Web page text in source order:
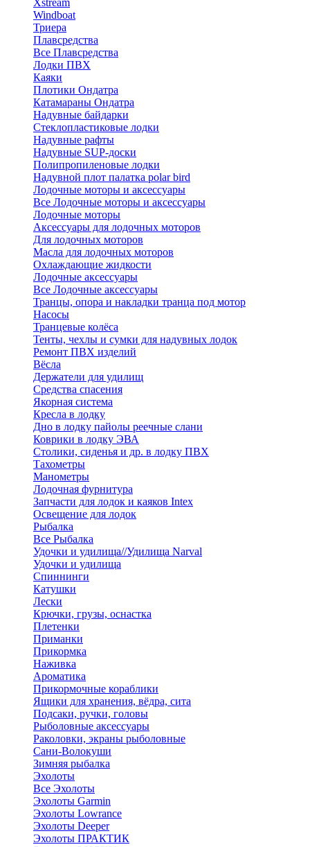
Xstream
Windboat
Триера
Плавсредства
Все Плавсредства
Лодки ПВХ
Каяки
Плотики Ондатра
Катамараны Ондатра
Надувные байдарки
Стеклопластиковые лодки
Надувные рафты
Надувные SUP-доски
Полипропиленовые лодки
Надувной плот палатка polar bird
Лодочные моторы и аксессуары
Все Лодочные моторы и аксессуары
Лодочные моторы
Аксессуары для лодочных моторов
Для лодочных моторов
Масла для лодочных моторов
Охлаждающие жидкости
Лодочные аксессуары
Все Лодочные аксессуары
Транцы, опора и накладки транца под мотор
Насосы
Транцевые колёса
Тенты, чехлы и сумки для надувных лодок
Ремонт ПВХ изделий
Вёсла
Держатели для удилищ
Средства спасения
Якорная система
Кресла в лодку
Дно в лодку пайолы реечные слани
Коврики в лодку ЭВА
Столики, сиденья и др. в лодку ПВХ
Тахометры
Манометры
Лодочная фурнитура
Запчасти для лодок и каяков Intex
Освещение для лодок
Рыбалка
Все Рыбалка
Удочки и удилища//Удилища Narval
Удочки и удилища
Спиннинги
Катушки
Лески
Крючки, грузы, оснастка
Плетенки
Приманки
Прикормка
Наживка
Ароматика
Прикормочные кораблики
Ящики для хранения, вёдра, сита
Подсаки, ручки, головы
Рыболовные аксессуары
Раколовки, экраны рыболовные
Сани-Волокуши
Зимняя рыбалка
Эхолоты
Все Эхолоты
Эхолоты Garmin
Эхолоты Lowrance
Эхолоты Deeper
Эхолоты ПРАКТИК